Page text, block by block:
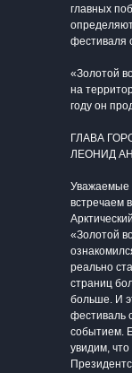
главных
фестиваля
«Золотой
на
году он
ГЛАВА
ЛЕОНИД
Уважаемые
встречаем
«Золотой
реально
страниц
больше. И
фестиваль
событием.
увидим,